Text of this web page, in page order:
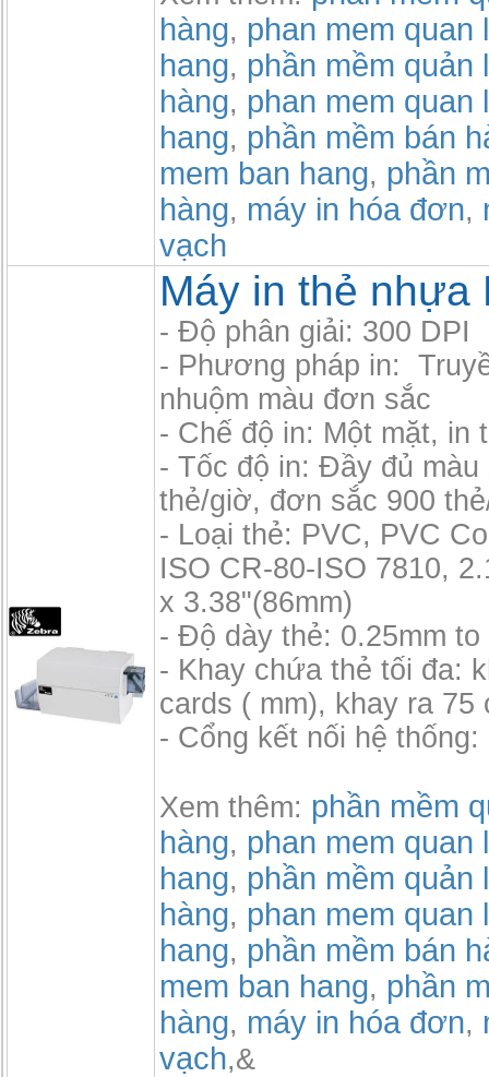
hàng, phan mem quan
hang, phần mềm quản
hàng, phan mem quan
hang, phần mềm bán
mem ban hang, phần
hàng, máy in hóa đơn,
vạch
Máy in thẻ nhựa
- Độ phân giải: 300 DPI
- Phương pháp in:
nhuộm màu đơn sắc
- Chế độ in: Một mặt, in
- Tốc độ in: Đầy đủ màu
thẻ/giờ, đơn sắc 900
- Loại thẻ: PVC, PVC
ISO CR-80-ISO 7810,
x 3.38"(86mm)
- Độ dày thẻ: 0.25mm to
- Khay chứa thẻ tối đa:
cards ( mm), khay ra 75
- Cổng kết nối hệ thống:
Xem thêm: phần mềm
hàng, phan mem quan
hang, phần mềm quản
hàng, phan mem quan
hang, phần mềm bán
mem ban hang, phần
hàng, máy in hóa đơn,
vạch,&